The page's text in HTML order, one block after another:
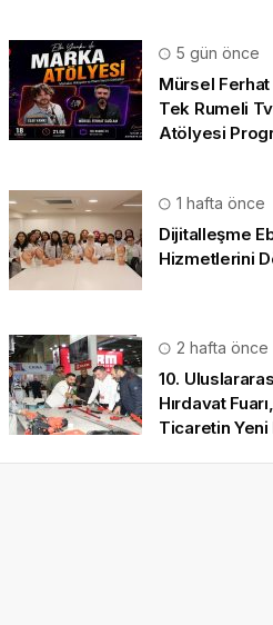
5 gün önce
Mürsel Ferhat
Tek Rumeli
Atölyesi
1 hafta önce
Dijitalleşme
Hizmetlerini
2 hafta önce
10.
Hırdavat
Ticaretin